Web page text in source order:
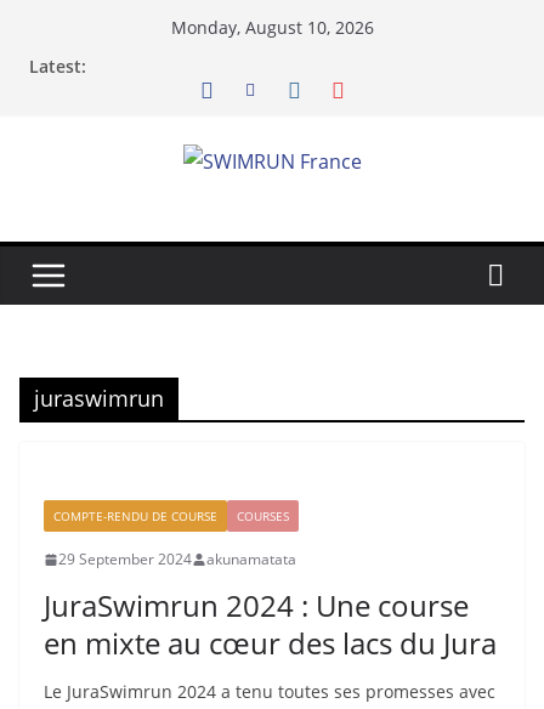
Monday, August 10, 2026
Latest:
juraswimrun
COMPTE-RENDU DE COURSE COURSES
29 September 2024 akunamatata
JuraSwimrun 2024 : Une course
en mixte au cœur des lacs du Jura
Le JuraSwimrun 2024 a tenu toutes ses promesses avec